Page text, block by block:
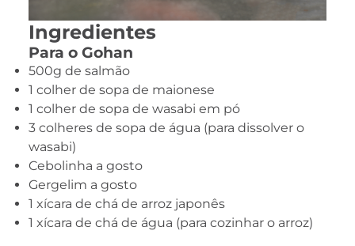
Ingredientes
Para o Gohan
500g de salmão
1 colher de sopa de maionese
1 colher de sopa de wasabi em pó
3 colheres de sopa de água (para dissolver o
wasabi)
Cebolinha a gosto
Gergelim a gosto
1 xícara de chá de arroz japonês
1 xícara de chá de água (para cozinhar o arroz)